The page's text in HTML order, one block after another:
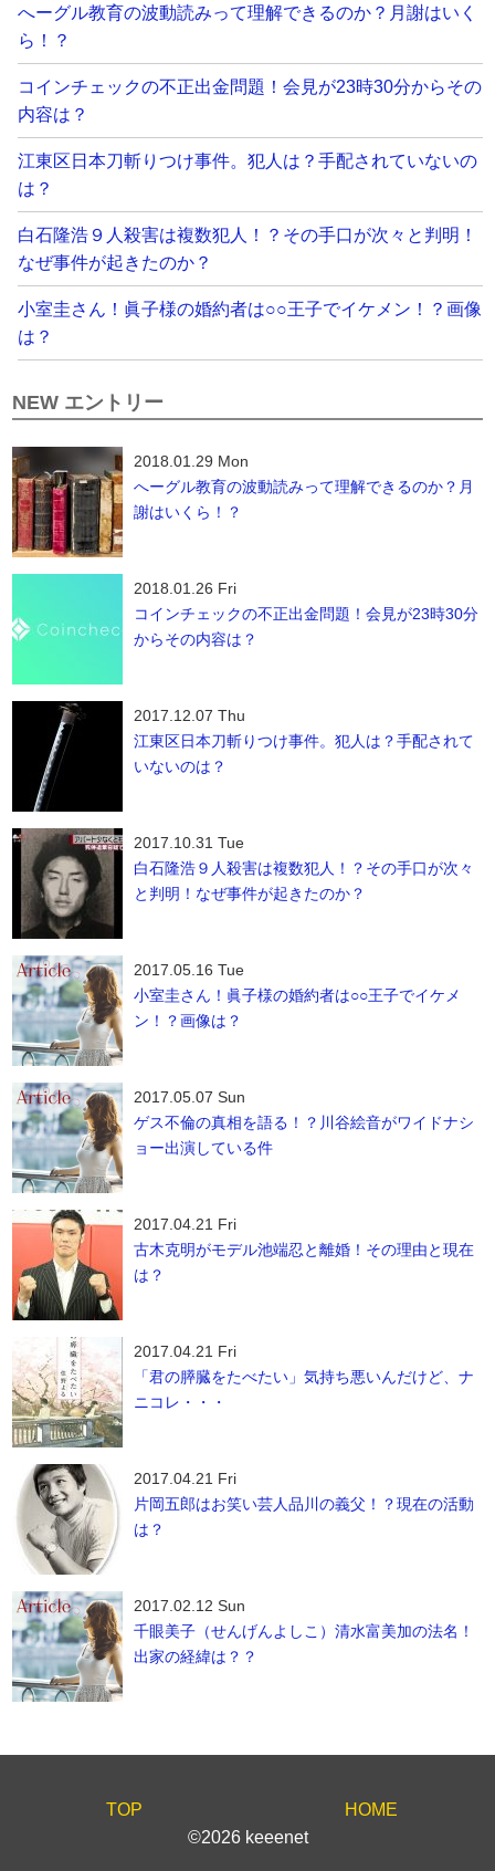
へーグル教育の波動読みって理解できるのか？月謝はいく
ら！？
コインチェックの不正出金問題！会見が23時30分からその
内容は？
江東区日本刀斬りつけ事件。犯人は？手配されていないの
は？
白石隆浩９人殺害は複数犯人！？その手口が次々と判明！
なぜ事件が起きたのか？
小室圭さん！眞子様の婚約者は○○王子でイケメン！？画像
は？
NEW エントリー
2018.01.29 Mon
へーグル教育の波動読みって理解できるのか？月
謝はいくら！？
2018.01.26 Fri
コインチェックの不正出金問題！会見が23時30分
からその内容は？
2017.12.07 Thu
江東区日本刀斬りつけ事件。犯人は？手配されて
いないのは？
2017.10.31 Tue
白石隆浩９人殺害は複数犯人！？その手口が次々
と判明！なぜ事件が起きたのか？
2017.05.16 Tue
小室圭さん！眞子様の婚約者は○○王子でイケメ
ン！？画像は？
2017.05.07 Sun
ゲス不倫の真相を語る！？川谷絵音がワイドナシ
ョー出演している件
2017.04.21 Fri
古木克明がモデル池端忍と離婚！その理由と現在
は？
2017.04.21 Fri
「君の膵臓をたべたい」気持ち悪いんだけど、ナ
ニコレ・・・
2017.04.21 Fri
片岡五郎はお笑い芸人品川の義父！？現在の活動
は？
2017.02.12 Sun
千眼美子（せんげんよしこ）清水富美加の法名！
出家の経緯は？？
TOP
HOME
©2026 keeenet